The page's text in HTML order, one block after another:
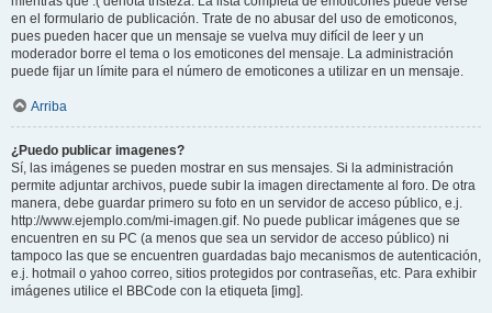
en el formulario de publicación. Trate de no abusar del uso de emoticonos,
pues pueden hacer que un mensaje se vuelva muy difícil de leer y un
moderador borre el tema o los emoticones del mensaje. La administración
puede fijar un límite para el número de emoticones a utilizar en un mensaje.
Arriba
¿Puedo publicar imagenes?
Sí, las imágenes se pueden mostrar en sus mensajes. Si la administración
permite adjuntar archivos, puede subir la imagen directamente al foro. De otra
manera, debe guardar primero su foto en un servidor de acceso público, e.j.
http://www.ejemplo.com/mi-imagen.gif. No puede publicar imágenes que se
encuentren en su PC (a menos que sea un servidor de acceso público) ni
tampoco las que se encuentren guardadas bajo mecanismos de autenticación,
e.j. hotmail o yahoo correo, sitios protegidos por contraseñas, etc. Para exhibir
imágenes utilice el BBCode con la etiqueta [img].